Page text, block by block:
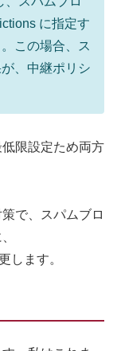
に指定す
この場合、ス
、中継ポリシ
限設定ため両方
で、スパムブロ
します。